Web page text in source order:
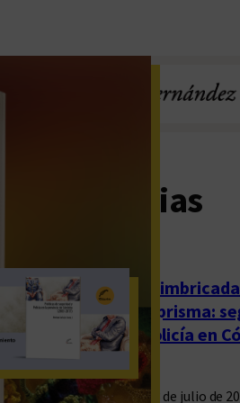
noticias
Las
del prisma:
y policía en
23 de julio de